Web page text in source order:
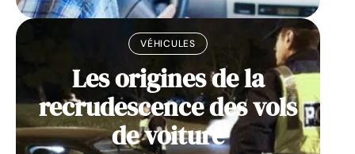
VÉHICULES
Les origines de la
recrudescence des vols
de voiture